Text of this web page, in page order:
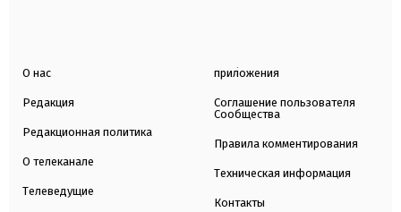
О нас
Редакция
Редакционная политика
О телеканале
Телеведущие
приложения
Соглашение пользователя
Сообщества
Правила комментирования
Техническая информация
Контакты